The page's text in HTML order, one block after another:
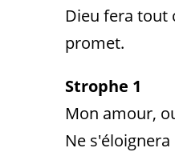
Dieu fera tout
promet.
Strophe 1
Mon amour,
Ne